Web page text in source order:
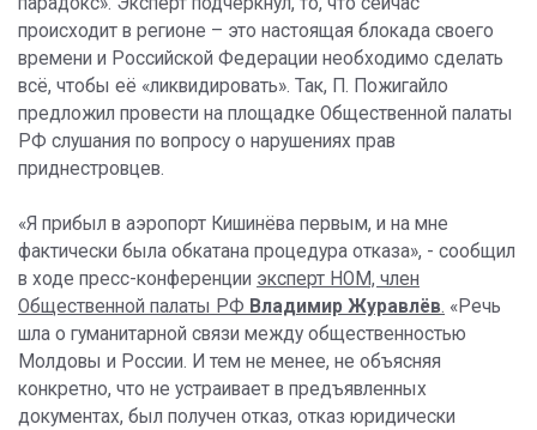
происходит в регионе – это настоящая блокада своего
времени и Российской Федерации необходимо сделать
всё, чтобы её «ликвидировать». Так, П. Пожигайло
предложил провести на площадке Общественной палаты
РФ слушания по вопросу о нарушениях прав
приднестровцев.
«Я прибыл в аэропорт Кишинёва первым, и на мне
фактически была обкатана процедура отказа», - сообщил
в ходе пресс-конференции эксперт НОМ, член
Общественной палаты РФ Владимир Журавлёв. «Речь
шла о гуманитарной связи между общественностью
Молдовы и России. И тем не менее, не объясняя
конкретно, что не устраивает в предъявленных
документах, был получен отказ, отказ юридически